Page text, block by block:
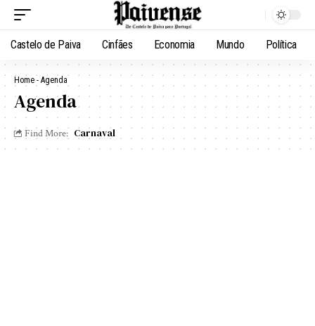
Castelo de Paiva Cinfães Economia Mundo Política
Home - Agenda
Agenda
Find More: Carnaval